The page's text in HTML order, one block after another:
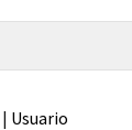
| Usuario